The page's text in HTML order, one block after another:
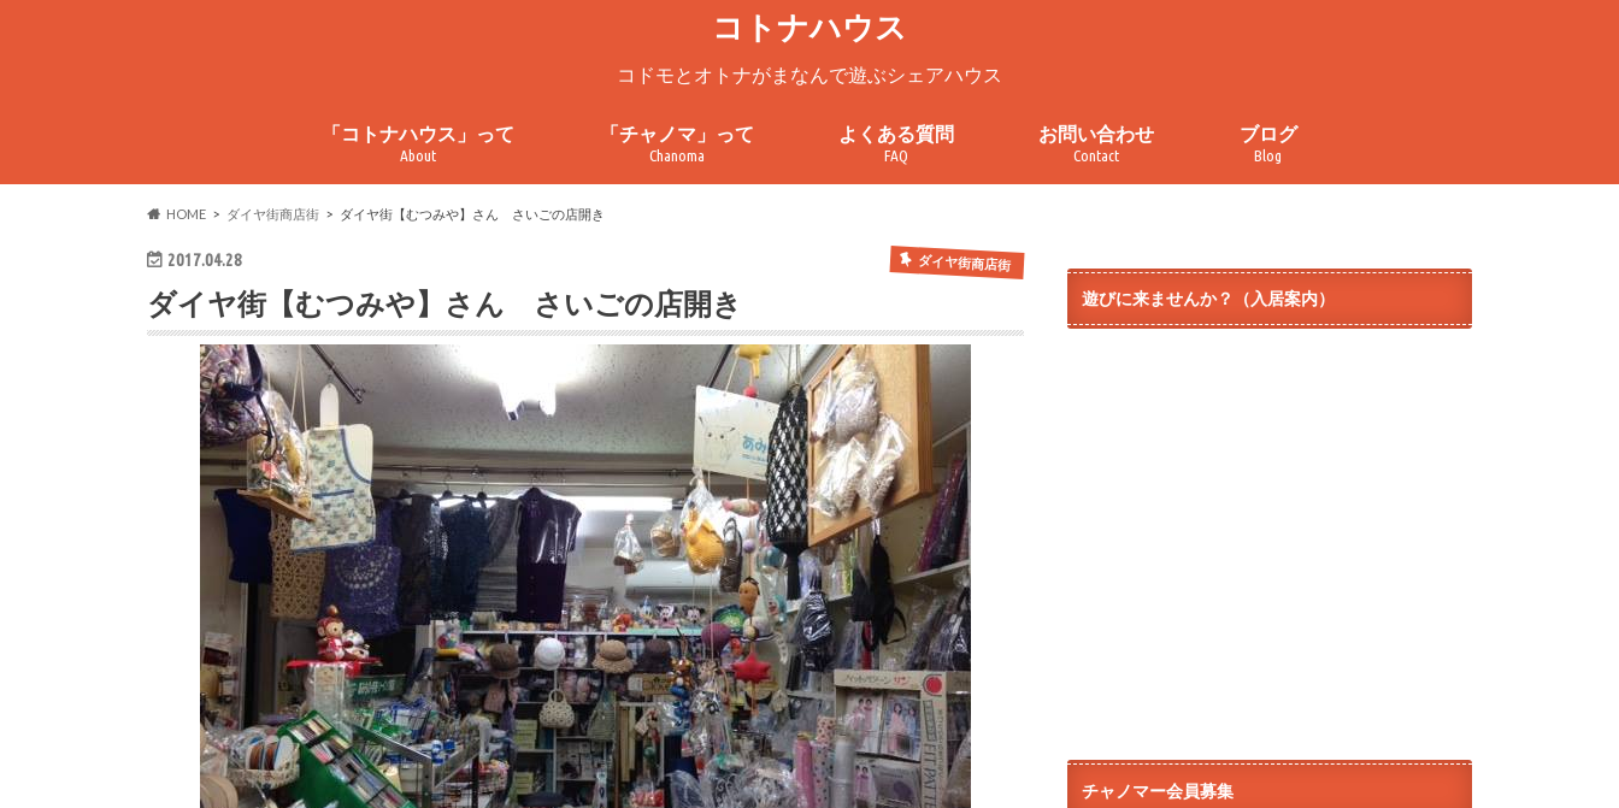
コトナハウス
コドモとオトナがまなんで遊ぶシェアハウス
「コトナハウス」って
About
コトナハウスってこんなところ
コトナハウス物件情報
「チャノマ」って
Chanoma
か？
よくある質問
FAQ
お問い合わせ
Contact
ブログ
Blog
HOME ダイヤ街商店街 ダイヤ街【むつみや】さん さいごの店開き
2017.04.28 ダイヤ街商店街
ダイヤ街【むつみや】さん さいごの店開き 遊びに来ませんか？（入居案内）
チャノマー会員募集